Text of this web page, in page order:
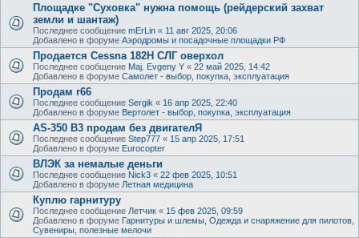
Площадке "Суховка" нужна помощь (рейдерский захват
земли и шантаж)
Последнее сообщение mErLin « 11 авг 2025, 20:06
Добавлено в форуме Аэродромы и посадочные площадки РФ
Продается Cessna 182H СЛГ оверхол
Последнее сообщение Maj. Evgeny Y « 22 май 2025, 14:42
Добавлено в форуме Самолет - выбор, покупка, эксплуатация
Продам r66
Последнее сообщение Sergik « 16 апр 2025, 22:40
Добавлено в форуме Вертолет - выбор, покупка, эксплуатация
AS-350 B3 продам без двигателЯ
Последнее сообщение Step777 « 15 апр 2025, 17:51
Добавлено в форуме Eurocopter
ВЛЭК за немалые деньги
Последнее сообщение Nick3 « 22 фев 2025, 10:51
Добавлено в форуме Летная медицина
Куплю гарнитуру
Последнее сообщение Летчик « 15 фев 2025, 09:59
Добавлено в форуме Гарнитуры и шлемы, Одежда и снаряжение для пилотов,
Сувениры, полезные мелочи